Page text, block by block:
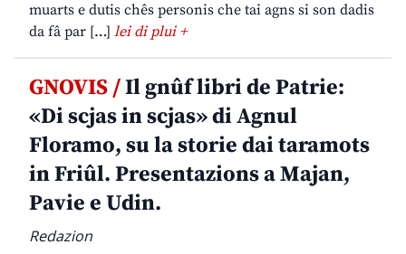
muarts e dutis chês personis che tai agns si son dadis
da fâ par […] lei di plui +
GNOVIS /Il gnûf libri de Patrie:
«Di scjas in scjas» di Agnul
Floramo, su la storie dai taramots
in Friûl. Presentazions a Majan,
Pavie e Udin.
Redazion